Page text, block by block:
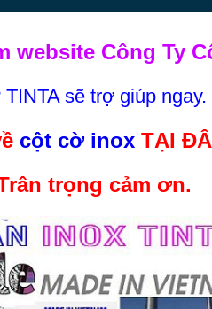
Công Ty
TINTA sẽ trợ giúp
cột cờ inoxTẠI
trọng cảm ơn.